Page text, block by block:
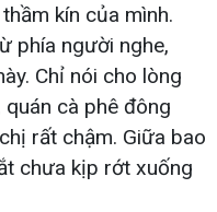
kín của mình.
phía người nghe,
Chỉ nói cho lòng
cà phê đông
rất chậm. Giữa bao
chưa kịp rớt xuống